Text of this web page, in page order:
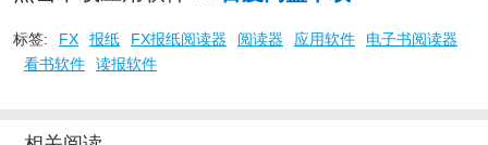
标签: FX 报纸 FX报纸阅读器 阅读器 应用软件
电子书阅读器
看书软件
读报软件